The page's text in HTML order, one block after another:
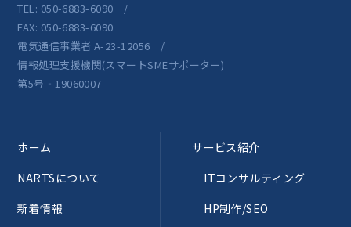
TEL: 050-6883-6090 /
FAX: 050-6883-6090
電気通信事業者 A-23-12056 /
情報処理支援機関(スマートSMEサポーター)
第5号‐19060007
ホーム
NARTSについて
新着情報
サービス紹介
ITコンサルティング
HP制作/SEO